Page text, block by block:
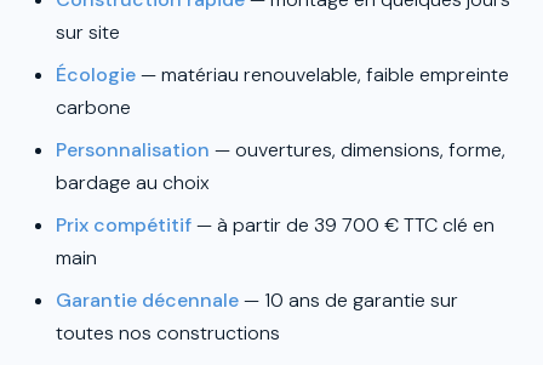
sur site
Écologie— matériau renouvelable, faible empreinte
carbone
Personnalisation — ouvertures, dimensions, forme,
bardage au choix
Prix compétitif— à partir de 39 700 € TTC clé en
main
Garantie décennale— 10 ans de garantie sur
toutes nos constructions